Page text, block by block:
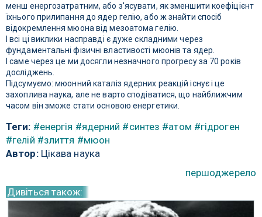
менш енергозатратним, або з'ясувати, як зменшити коефіцієнт
їхнього прилипання до ядер гелію, або ж знайти спосіб
відокремлення мюона від мезоатома гелію.
І всі ці виклики насправді є дуже складними через
фундаментальні фізичні властивості мюонів та ядер.
І саме через це ми досягли незначного прогресу за 70 років
досліджень.
Підсумуємо: мюонний каталіз ядерних реакцій існує і це
захоплива наука, але не варто сподіватися, що найближчим
часом він зможе стати основою енергетики.
Теги: #енергія #ядерний #синтез #атом #гідроген
#гелій #злиття #мюон
Автор:Цікава наука
першоджерело
Дивіться також: